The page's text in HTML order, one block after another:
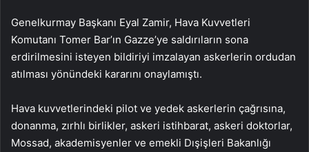
Genelkurmay Başkanı Eyal Zamir, Hava Kuvvetleri
Komutanı Tomer Bar’ın Gazze’ye saldırıların sona
erdirilmesini isteyen bildiriyi imzalayan askerlerin ordudan
atılması yönündeki kararını onaylamıştı.
Hava kuvvetlerindeki pilot ve yedek askerlerin çağrısına,
donanma, zırhlı birlikler, askeri istihbarat, askeri doktorlar,
Mossad, akademisyenler ve emekli Dışişleri Bakanlığı